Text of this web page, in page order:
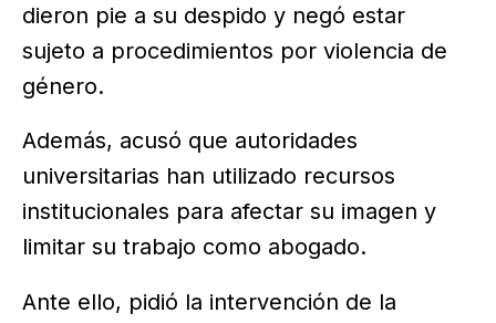
dieron pie a su despido y negó estar
sujeto a procedimientos por violencia de
género.
Además, acusó que autoridades
universitarias han utilizado recursos
institucionales para afectar su imagen y
limitar su trabajo como abogado.
Ante ello, pidió la intervención de la